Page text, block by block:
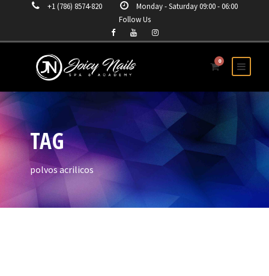
+1 (786) 8574-820
Monday - Saturday 09:00 - 06:00
Follow Us
0
TAG
polvos acrilicos